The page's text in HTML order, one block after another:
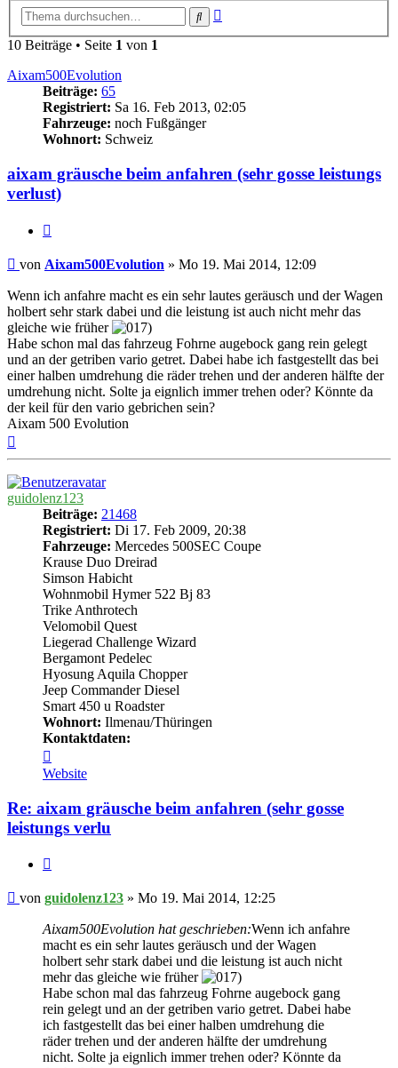
Suche
10 Beiträge • Seite 1 von 1
Aixam500Evolution
Beiträge: 65
Registriert: Sa 16. Feb 2013, 02:05
Fahrzeuge: noch Fußgänger
Wohnort: Schweiz
aixam gräusche beim anfahren (sehr gosse leistungs
verlust)
Beitrag
von Aixam500Evolution » Mo 19. Mai 2014, 12:09
Wenn ich anfahre macht es ein sehr lautes geräusch und der Wagen
holbert sehr stark dabei und die leistung ist auch nicht mehr das
gleiche wie früher
Habe schon mal das fahrzeug Fohrne augebock gang rein gelegt
und an der getriben vario getret. Dabei habe ich fastgestellt das bei
einer halben umdrehung die räder trehen und der anderen hälfte der
umdrehung nicht. Solte ja eignlich immer trehen oder? Könnte da
der keil für den vario gebrichen sein?
Aixam 500 Evolution
guidolenz123
Beiträge: 21468
Registriert: Di 17. Feb 2009, 20:38
Fahrzeuge: Mercedes 500SEC Coupe
Krause Duo Dreirad
Simson Habicht
Wohnmobil Hymer 522 Bj 83
Trike Anthrotech
Velomobil Quest
Liegerad Challenge Wizard
Bergamont Pedelec
Hyosung Aquila Chopper
Jeep Commander Diesel
Smart 450 u Roadster
Wohnort: Ilmenau/Thüringen
Kontaktdaten:
von
guidolenz123
Website
Re: aixam gräusche beim anfahren (sehr gosse
leistungs verlu
Beitrag
von guidolenz123 » Mo 19. Mai 2014, 12:25
Aixam500Evolution hat geschrieben:Wenn ich anfahre
macht es ein sehr lautes geräusch und der Wagen
holbert sehr stark dabei und die leistung ist auch nicht
mehr das gleiche wie früher
Habe schon mal das fahrzeug Fohrne augebock gang
rein gelegt und an der getriben vario getret. Dabei habe
ich fastgestellt das bei einer halben umdrehung die
räder trehen und der anderen hälfte der umdrehung
nicht. Solte ja eignlich immer trehen oder? Könnte da